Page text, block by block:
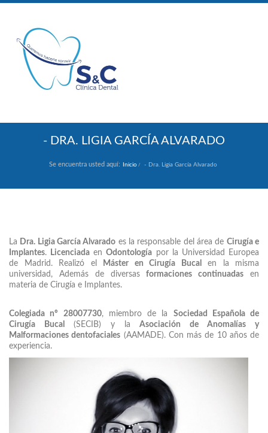
- DRA. LIGIA GARCÍA ALVARADO
Se encuentra usted aquí: Inicio - Dra. Ligia García Alvarado
La Dra. Ligia García Alvarado es la responsable del área de Cirugía e
Implantes. Licenciada enOdontología por la Universidad Europea
de Madrid. Realizó el
Máster en Cirugía Bucal
en la misma
universidad, Además de diversasformaciones continuadas en
materia de Cirugía e Implantes.
Colegiada nº 28007730, miembro de la Sociedad Española de
Cirugía Bucal
(SECIB) y laAsociación de Anomalías y
Malformaciones dentofaciales (AAMADE). Con más de 10 años de
experiencia.